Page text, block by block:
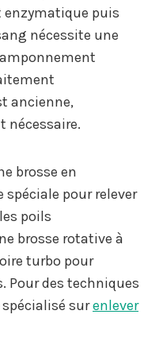
puis
nécessite une
ancienne,
nécessaire.
brosse en
pour relever
poils
brosse rotative à
turbo pour
Pour des techniques
surenlever